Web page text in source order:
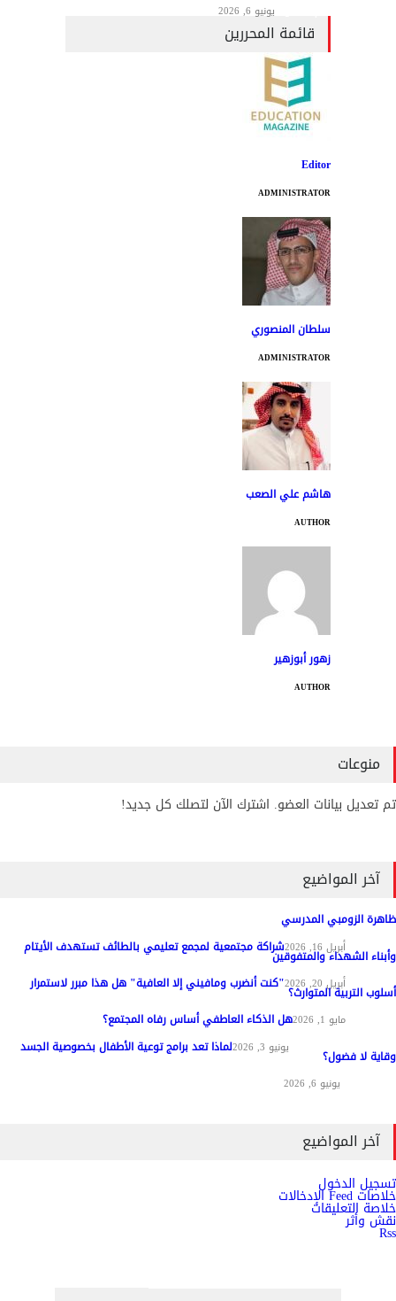
يونيو 6, 2026
قائمة المحررين
Editor
ADMINISTRATOR
سلطان المنصوري
ADMINISTRATOR
هاشم علي الصعب
AUTHOR
زهور أبوزهير
AUTHOR
منوعات
تم تعديل بيانات العضو. اشترك الآن لتصلك كل جديد!
آخر المواضيع
ظاهرة الزومبي المدرسي
مواد عامة أبريل 16, 2026 شراكة مجتمعية لمجمع تعليمي بالطائف تستهدف الأيتاموأبناء الشهداء والمتفوقين
مواد عامة أبريل 20, 2026 "كنت أنضرب ومافيني إلا العافية" هل هذا مبرر لاستمرار أسلوب التربية المتوارث؟
مايو 1, 2026 هل الذكاء العاطفي أساس رفاه المجتمع؟
المناهج وطرق التدريس يونيو 3, 2026 لماذا تعد برامج توعية الأطفال بخصوصية الجسد وقاية لا فضول؟
يونيو 6, 2026
آخر المواضيع
تسجيل الدخول
خلاصات Feed الإدخالات
خلاصة التعليقات
نقش وأثر
Rss